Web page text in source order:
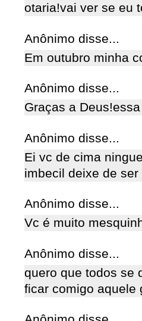
otaria!vai ver se eu
Anônimo disse...
Em outubro minha
Anônimo disse...
Graças a
Anônimo disse...
Ei vc de cima
imbecil deixe de
Anônimo disse...
Vc é muito
Anônimo disse...
quero que todos se
ficar comigo aquele